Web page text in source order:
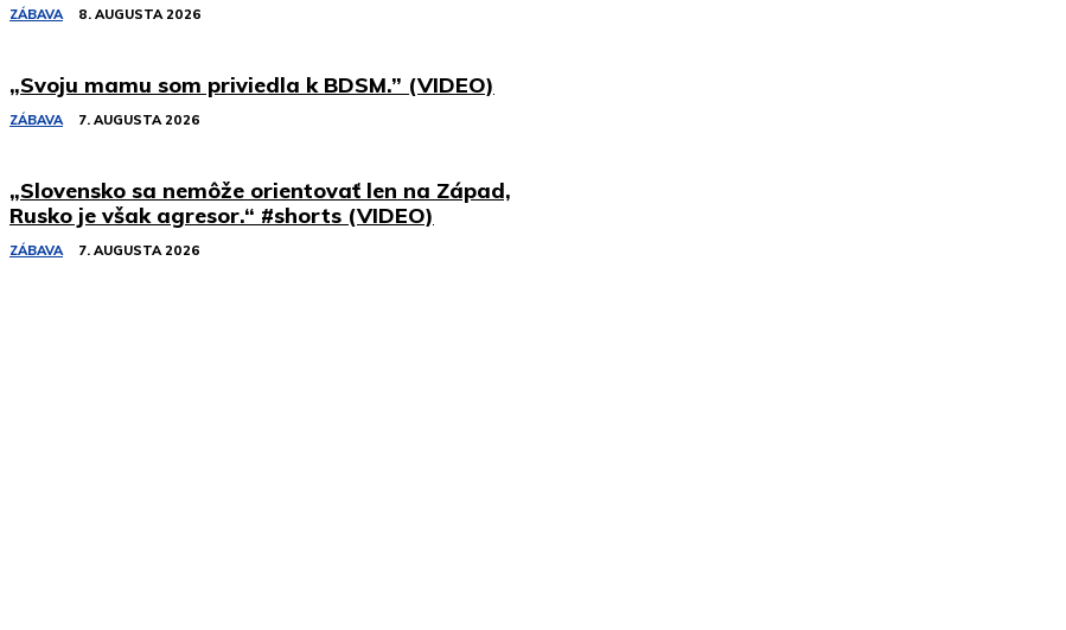
ZÁBAVA 8. AUGUSTA 2026
„Svoju mamu som priviedla k BDSM.” (VIDEO)
ZÁBAVA 7. AUGUSTA 2026
„Slovensko sa nemôže orientovať len na Západ,
Rusko je však agresor.“ #shorts (VIDEO)
ZÁBAVA 7. AUGUSTA 2026